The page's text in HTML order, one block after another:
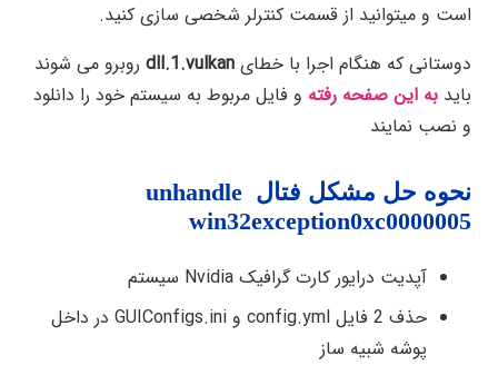
است و میتوانید از قسمت کنترلر شخصی سازی کنید.
دوستانی که هنگام اجرا با خطای dll.1.vulkan روبرو می شوند
باید به این صفحه رفته و فایل مربوط به سیستم خود را دانلود
و نصب نمایند
نحوه حل مشکل فتال unhandle
win32exception0xc0000005
آپدیت درایور کارت گرافیک Nvidia سیستم
حذف 2 فایل config.yml و GUIConfigs.ini در داخل
پوشه شبیه ساز